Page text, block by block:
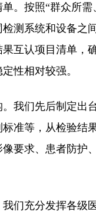
。按照“群众所
测系统和设备之
互认项目清单，
性相对较强。
我们先后制定出
准等，从检验结
要求、患者防护
们充分发挥各级